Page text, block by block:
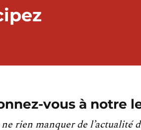
vous à notre
rien manquer de l’actualité